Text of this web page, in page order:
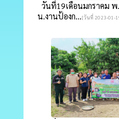
วันที่19เดือนมกราคม พ
น.งานป้องก...[วันที่ 2023-01-